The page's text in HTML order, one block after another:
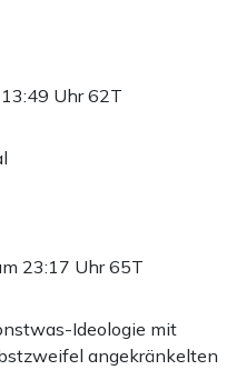
Uhr62T
23:17 Uhr65T
Ideologie mit
angekränkelten